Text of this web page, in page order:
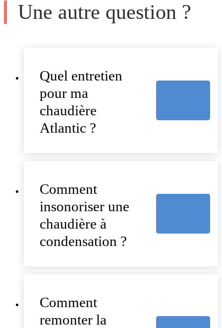
Une autre question ?
Quel entretien
pour ma
chaudière
Atlantic ?
Comment
insonoriser une
chaudière à
condensation ?
Comment
remonter la